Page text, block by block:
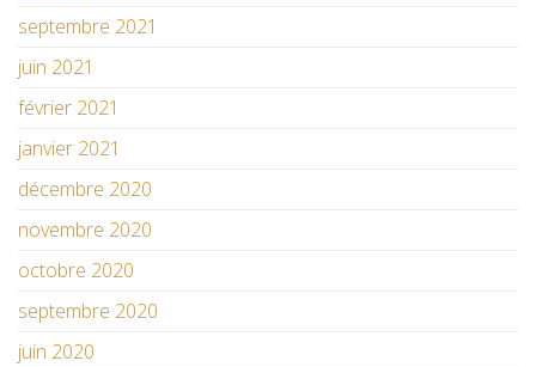
septembre 2021
juin 2021
février 2021
janvier 2021
décembre 2020
novembre 2020
octobre 2020
septembre 2020
juin 2020